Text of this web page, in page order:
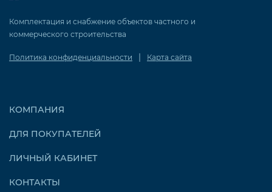
Комплектация и снабжение объектов частного и
коммерческого строительства
Политика конфиденциальности | Карта сайта
КОМПАНИЯ
ДЛЯ ПОКУПАТЕЛЕЙ
ЛИЧНЫЙ КАБИНЕТ
КОНТАКТЫ